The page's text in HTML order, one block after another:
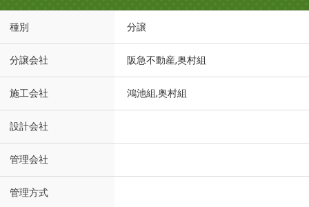
種別 分譲
分譲会社 阪急不動産,奥村組
施工会社 鴻池組,奥村組
設計会社
管理会社
管理方式